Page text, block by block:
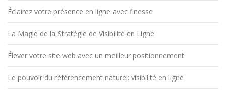
Éclairez votre présence en ligne avec finesse
La Magie de la Stratégie de Visibilité en Ligne
Élever votre site web avec un meilleur positionnement
Le pouvoir du référencement naturel: visibilité en ligne